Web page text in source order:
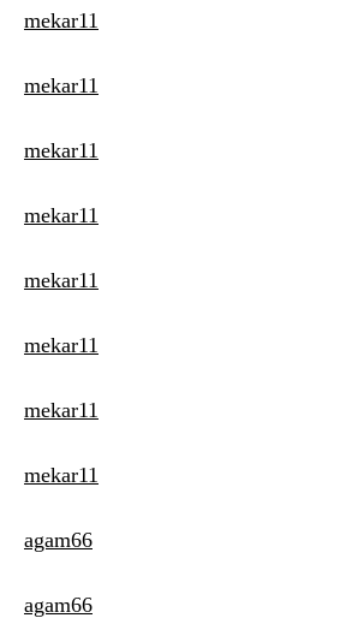
mekar11
mekar11
mekar11
mekar11
mekar11
mekar11
mekar11
mekar11
agam66
agam66